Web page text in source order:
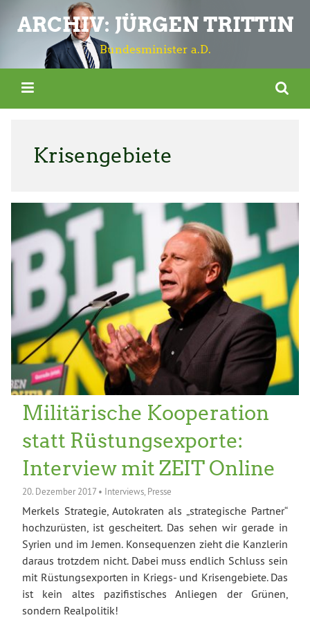
ARCHIV: JÜRGEN TRITTIN
Bundesminister a.D.
Krisengebiete
Militärische Kooperation
statt Rüstungsexporte:
Interview mit ZEIT Online
20. Dezember 2017 • Interviews Presse
Merkels Strategie, Autokraten als „strategische Partner“
hochzurüsten, ist gescheitert. Das sehen wir gerade in
Syrien und im Jemen. Konsequenzen zieht die Kanzlerin
daraus trotzdem nicht. Dabei muss endlich Schluss sein
mit Rüstungsexporten in Kriegs- und Krisengebiete. Das
ist kein altes pazifistisches Anliegen der Grünen,
sondern Realpolitik!